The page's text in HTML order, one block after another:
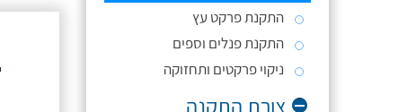
התקנת פרקט עץ
התקנת פנלים וספים
ניקוי פרקטים ותחזוקה
צורת התקנה